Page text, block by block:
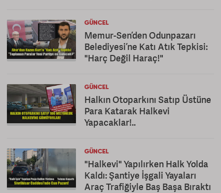
GÜNCEL
Memur-Sen’den Odunpazarı
Belediyesi’ne Katı Atık Tepkisi:
"Harç Değil Haraç!"
GÜNCEL
Halkın Otoparkını Satıp Üstüne
Para Katarak Halkevi
Yapacaklar!..
GÜNCEL
"Halkevi" Yapılırken Halk Yolda
Kaldı: Şantiye İşgali Yayaları
Araç Trafiğiyle Baş Başa Bıraktı